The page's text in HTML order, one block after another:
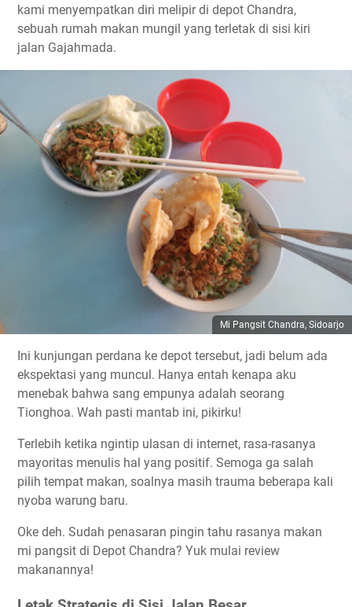
kami menyempatkan diri melipir di depot Chandra,
sebuah rumah makan mungil yang terletak di sisi kiri
jalan Gajahmada.
Mi Pangsit Chandra, Sidoarjo
Ini kunjungan perdana ke depot tersebut, jadi belum ada
ekspektasi yang muncul. Hanya entah kenapa aku
menebak bahwa sang empunya adalah seorang
Tionghoa. Wah pasti mantab ini, pikirku!
Terlebih ketika ngintip ulasan di internet, rasa-rasanya
mayoritas menulis hal yang positif. Semoga ga salah
pilih tempat makan, soalnya masih trauma beberapa kali
nyoba warung baru.
Oke deh. Sudah penasaran pingin tahu rasanya makan
mi pangsit di Depot Chandra? Yuk mulai review
makanannya!